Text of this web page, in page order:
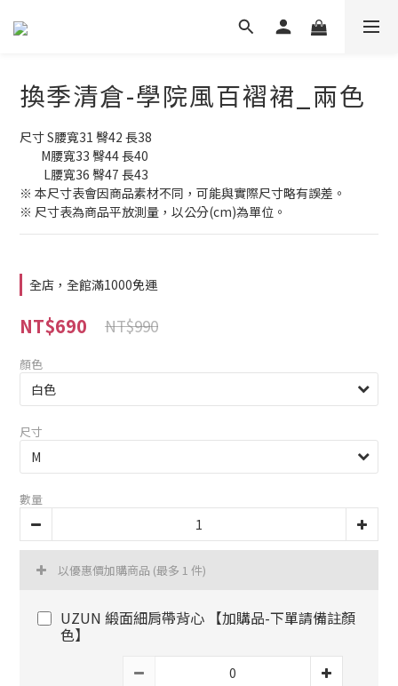
換季清倉-學院風百褶裙_兩色
尺寸 S腰寬31 臀42 長38
        M腰寬33 臀44 長40
         L腰寬36 臀47 長43
※ 本尺寸表會因商品素材不同，可能與實際尺寸略有誤差。
※ 尺寸表為商品平放測量，以公分(cm)為單位。
全店，全館滿1000免運
NT$690 NT$990
顏色
尺寸
數量
以優惠價加購商品 (最多 1 件)
UZUN 緞面細肩帶背心 【加購品-下單請備註顏
色】